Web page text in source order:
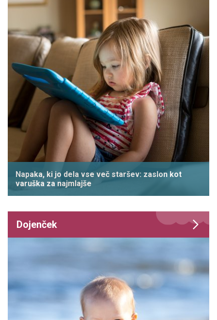
Napaka, ki jo dela vse več staršev: zaslon kot
varuška za najmlajše
Dojenček